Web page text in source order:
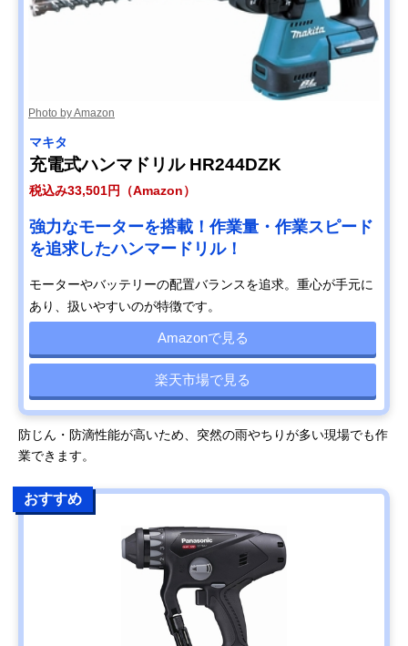
Photo by Amazon
マキタ
充電式ハンマドリル HR244DZK
税込み33,501円（Amazon）
強力なモーターを搭載！作業量・作業スピード
を追求したハンマードリル！
モーターやバッテリーの配置バランスを追求。重心が手元に
あり、扱いやすいのが特徴です。
Amazonで見る
楽天市場で見る
防じん・防滴性能が高いため、突然の雨やちりが多い現場でも作
業できます。
おすすめ